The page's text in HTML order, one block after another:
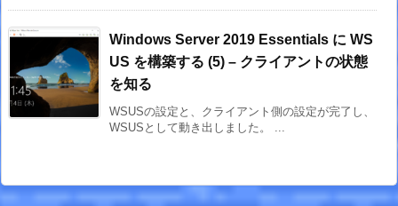
Windows Server 2019 Essentials に WS
US を構築する (5) – クライアントの状態
を知る
WSUSの設定と、クライアント側の設定が完了し、
WSUSとして動き出しました。 ...